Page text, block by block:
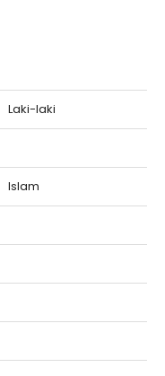
Laki-laki
Islam